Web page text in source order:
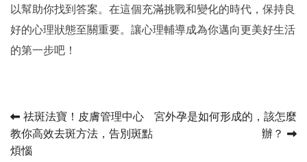
以幫助你找到答案。在這個充滿挑戰和變化的時代，保持良
好的心理狀態至關重要。讓心理輔導成為你邁向更美好生活
的第一步吧！
Post
navigation
祛斑法寶！皮膚管理中心
教你高效去斑方法，告別斑點
煩惱
宮外孕是如何形成的，該怎麼
辦？